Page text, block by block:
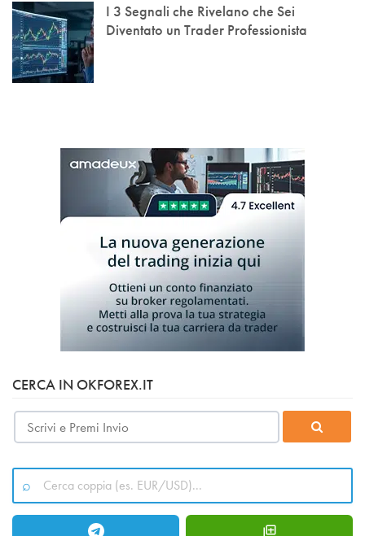
I 3 Segnali che Rivelano che Sei
Diventato un Trader Professionista
CERCA IN OKFOREX.IT